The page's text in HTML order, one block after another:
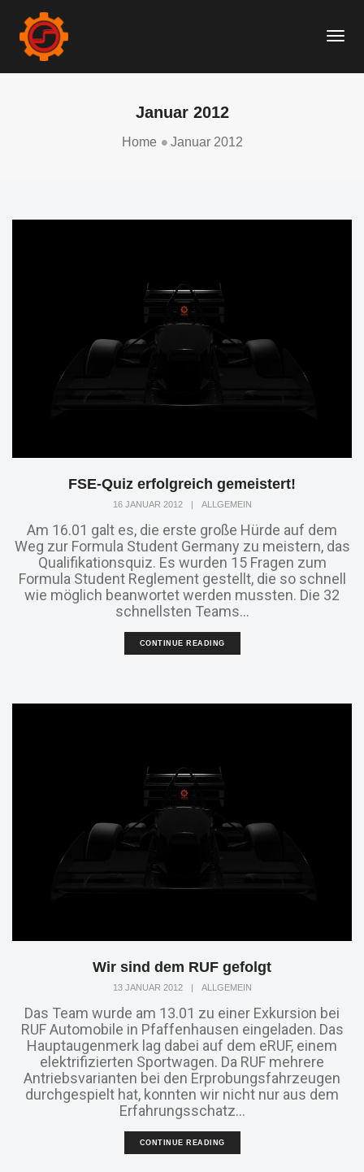
Januar 2012
Home Januar 2012
FSE-Quiz erfolgreich gemeistert!
16 JANUAR 2012 | ALLGEMEIN
Am 16.01 galt es, die erste große Hürde auf dem
Weg zur Formula Student Germany zu meistern, das
Qualifikationsquiz. Es wurden 15 Fragen zum
Formula Student Reglement gestellt, die so schnell
wie möglich beanwortet werden mussten. Die 32
schnellsten Teams...
CONTINUE READING
Wir sind dem RUF gefolgt
13 JANUAR 2012 ALLGEMEIN
Das Team wurde am 13.01 zu einer Exkursion bei
RUF Automobile in Pfaffenhausen eingeladen. Das
Hauptaugenmerk lag dabei auf dem eRUF, einem
elektrifizierten Sportwagen. Da RUF mehrere
Antriebsvarianten bei den Erprobungsfahrzeugen
durchgespielt hat, konnten wir nicht nur aus dem
Erfahrungsschatz...
CONTINUE READING